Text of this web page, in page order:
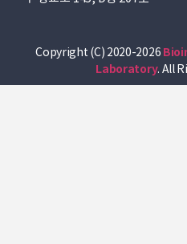
Copyright (C) 2020-2026
Laboratory. All